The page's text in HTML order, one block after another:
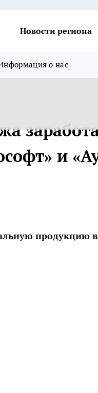
Новости региона
о нас
и
продукцию